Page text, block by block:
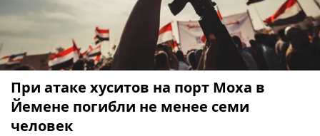
При атаке хуситов на порт Моха в
Йемене погибли не менее семи
человек